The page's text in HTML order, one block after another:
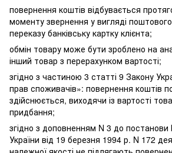
повернення коштів відбувається
моменту звернення у вигляді
переказу банківську картку клієнта;
обмін товару може бути зроблено на
інший товар з перерахунком вартості;
згідно з частиною 3 статті 9 Закону
прав споживачів»: повернення коштів
здійснюється, виходячи із вартості
придбання;
згідно з доповненням N 3 до постанови
України від 19 березня 1994 р. N 172